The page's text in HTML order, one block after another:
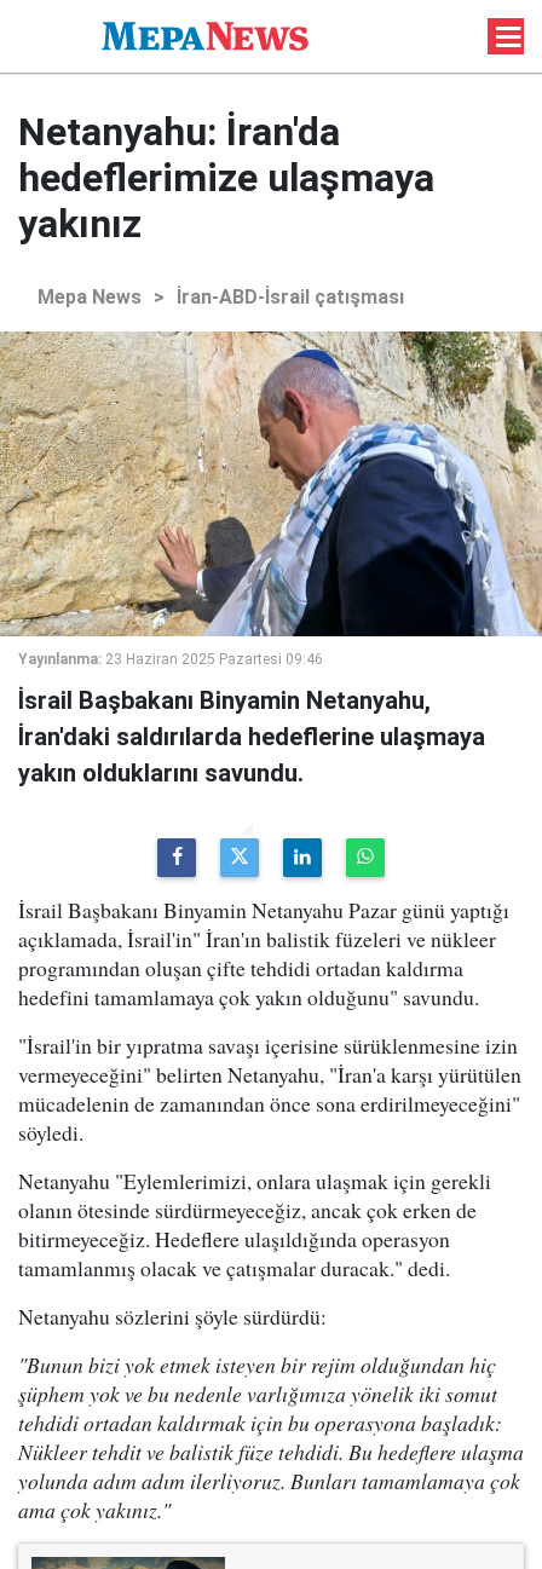
Netanyahu: İran'da
hedeflerimize ulaşmaya
yakınız
Mepa News > İran-ABD-İsrail çatışması
Yayınlanma: 23 Haziran 2025 Pazartesi 09:46
İsrail Başbakanı Binyamin Netanyahu,
İran'daki saldırılarda hedeflerine ulaşmaya
yakın olduklarını savundu.
İsrail Başbakanı Binyamin Netanyahu Pazar günü yaptığı
açıklamada, İsrail'in" İran'ın balistik füzeleri ve nükleer
programından oluşan çifte tehdidi ortadan kaldırma
hedefini tamamlamaya çok yakın olduğunu" savundu.
"İsrail'in bir yıpratma savaşı içerisine sürüklenmesine izin
vermeyeceğini" belirten Netanyahu, "İran'a karşı yürütülen
mücadelenin de zamanından önce sona erdirilmeyeceğini"
söyledi.
Netanyahu "Eylemlerimizi, onlara ulaşmak için gerekli
olanın ötesinde sürdürmeyeceğiz, ancak çok erken de
bitirmeyeceğiz. Hedeflere ulaşıldığında operasyon
tamamlanmış olacak ve çatışmalar duracak." dedi.
Netanyahu sözlerini şöyle sürdürdü:
"Bunun bizi yok etmek isteyen bir rejim olduğundan hiç
şüphem yok ve bu nedenle varlığımıza yönelik iki somut
tehdidi ortadan kaldırmak için bu operasyona başladık:
Nükleer tehdit ve balistik füze tehdidi. Bu hedeflere ulaşma
yolunda adım adım ilerliyoruz. Bunları tamamlamaya çok
ama çok yakınız."